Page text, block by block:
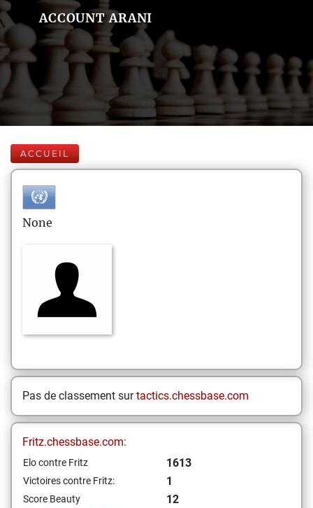
ACCOUNT ARANI
ACCUEIL
None
Pas de classement surtactics.chessbase.com
Fritz.chessbase.com:
Elo contre Fritz 1613
Victoires contre Fritz: 1
Score Beauty
12